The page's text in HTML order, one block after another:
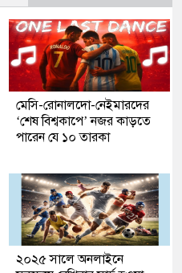
মেসি-রোনালদো-নেইমারদের
‘শেষ বিশ্বকাপে’ নজর কাড়তে
পারেন যে ১০ তারকা
২০২৫ সালে অনলাইনে